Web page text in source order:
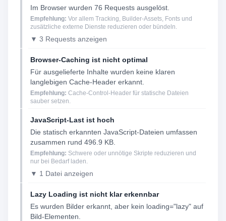
Im Browser wurden 76 Requests ausgelöst.
Empfehlung: Vor allem Tracking, Builder-Assets, Fonts und
zusätzliche externe Dienste reduzieren oder bündeln.
▼ 3 Requests anzeigen
Browser-Caching ist nicht optimal
Für ausgelieferte Inhalte wurden keine klaren
langlebigen Cache-Header erkannt.
Empfehlung: Cache-Control-Header für statische Dateien
sauber setzen.
JavaScript-Last ist hoch
Die statisch erkannten JavaScript-Dateien umfassen
zusammen rund 496.9 KB.
Empfehlung: Schwere oder unnötige Skripte reduzieren und
nur bei Bedarf laden.
▼ 1 Datei anzeigen
Lazy Loading ist nicht klar erkennbar
Es wurden Bilder erkannt, aber kein loading="lazy" auf
Bild-Elementen.